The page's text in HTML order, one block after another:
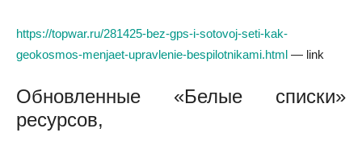
https://topwar.ru/281425-bez-gps-i-sotovoj-seti-kak-
geokosmos-menjaet-upravlenie-bespilotnikami.html — link
Обновленные «Белые списки»
ресурсов,